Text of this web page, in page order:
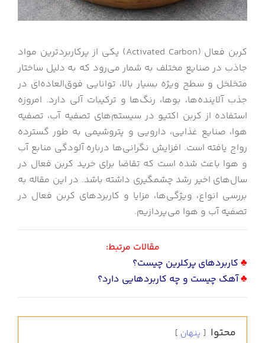
کربن فعال (Activated Carbon) یکی از پرکاربردترین مواد
جاذب در صنایع مختلف به شمار می‌رود که به دلیل ساختار
متخلخل و سطح ویژه بسیار بالا، توانایی فوق‌العاده‌ای در
جذب آلاینده‌ها، بوها، رنگ‌ها و ترکیبات آلی دارد. امروزه
استفاده از کربن اکتیو در سیستم‌های تصفیه آب، تصفیه
هوا، صنایع غذایی، دارویی و پتروشیمی به طور گسترده
رواج یافته است. افزایش نگرانی‌ها درباره آلودگی منابع آب
و هوا باعث شده است که تقاضا برای خرید کربن فعال در
سال‌های اخیر رشد چشمگیری داشته باشد. در این مقاله به
بررسی انواع، ویژگی‌ها، مزایا و کاربردهای کربن فعال در
تصفیه آب و هوا می‌پردازیم.
مقالات مرتبط:
♣ كاربردهای پركلرين چيست؟
♣آهك چيست و چه كاربردهايي دارد؟
محتوا پنهان